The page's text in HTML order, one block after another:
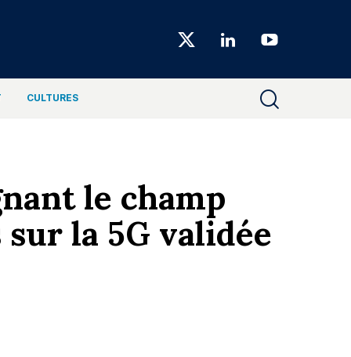
Choiseul
CULTURES
le champ
la 5G validée